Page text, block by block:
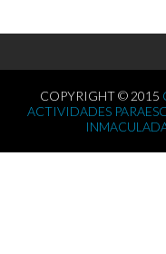
COPYRIGHT © 2015
ACTIVIDADES